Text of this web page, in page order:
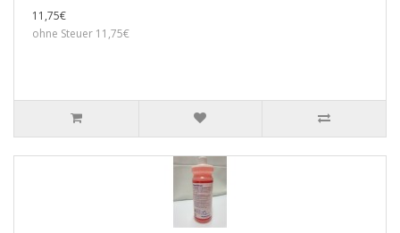
11,75€
ohne Steuer 11,75€